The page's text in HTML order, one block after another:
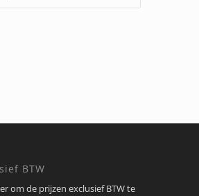
BTW
om de prijzen exclusief BTW te